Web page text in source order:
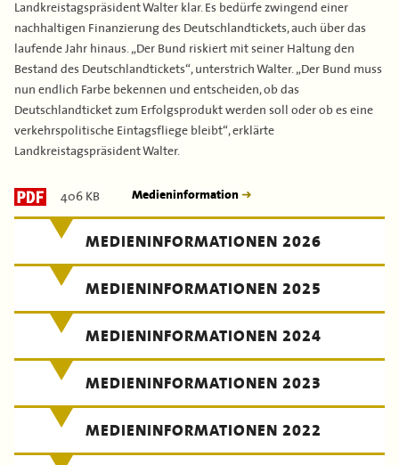
Landkreistagspräsident Walter klar. Es bedürfe zwingend einer
nachhaltigen Finanzierung des Deutschlandtickets, auch über das
laufende Jahr hinaus. „Der Bund riskiert mit seiner Haltung den
Bestand des Deutschlandtickets“, unterstrich Walter. „Der Bund muss
nun endlich Farbe bekennen und entscheiden, ob das
Deutschlandticket zum Erfolgsprodukt werden soll oder ob es eine
verkehrspolitische Eintagsfliege bleibt“, erklärte
Landkreistagspräsident Walter.
406 KB Medieninformation
MEDIENINFORMATIONEN 2026
MEDIENINFORMATIONEN 2025
MEDIENINFORMATIONEN 2024
MEDIENINFORMATIONEN 2023
MEDIENINFORMATIONEN 2022